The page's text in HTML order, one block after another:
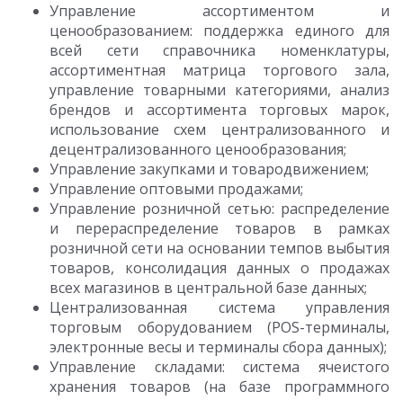
Управление ассортиментом и
ценообразованием: поддержка единого для
всей сети справочника номенклатуры,
ассортиментная матрица торгового зала,
управление товарными категориями, анализ
брендов и ассортимента торговых марок,
использование схем централизованного и
децентрализованного ценообразования;
Управление закупками и товародвижением;
Управление оптовыми продажами;
Управление розничной сетью: распределение
и перераспределение товаров в рамках
розничной сети на основании темпов выбытия
товаров, консолидация данных о продажах
всех магазинов в центральной базе данных;
Централизованная система управления
торговым оборудованием (POS-терминалы,
электронные весы и терминалы сбора данных);
Управление складами: система ячеистого
хранения товаров (на базе программного